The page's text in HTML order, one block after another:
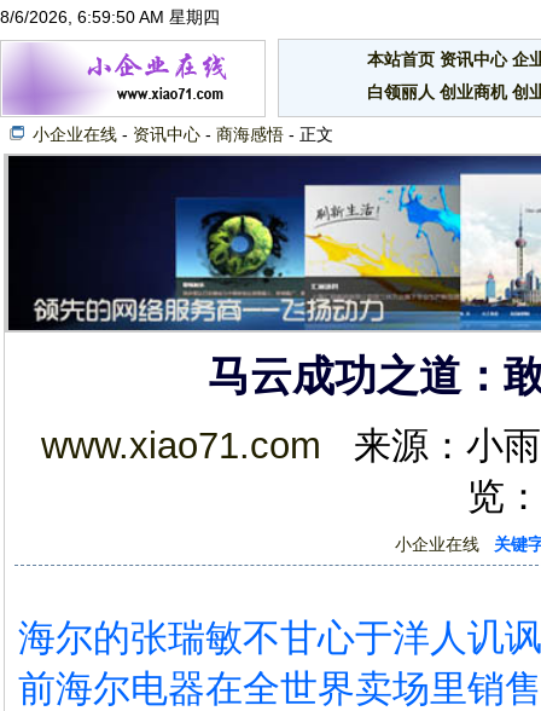
8/6/2026, 6:59:50 AM 星期四
本站首页 资讯中心 企
白领丽人 创业商机 创
小企业在线 - 资讯中心 - 商海感悟 - 正文
马云成功之道：
www.xiao71.com 来源：小
览
小企业在线 关键
海尔的张瑞敏不甘心于洋人讥
前海尔电器在全世界卖场里销